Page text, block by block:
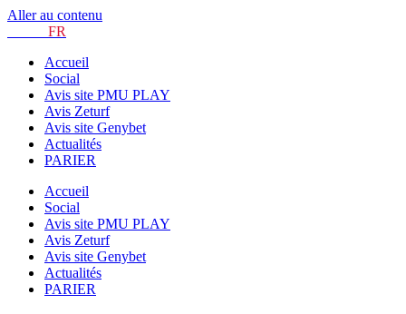
Aller au contenu
FR
Accueil
Social
Avis site PMU PLAY
Avis Zeturf
Avis site Genybet
Actualités
PARIER
Accueil
Social
Avis site PMU PLAY
Avis Zeturf
Avis site Genybet
Actualités
PARIER